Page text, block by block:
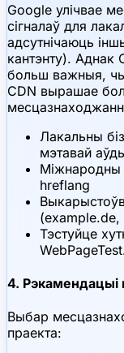
Google улічвае
сігналаў для
адсутнічаюць
кантэнту). Аднак
больш важныя,
CDN вырашае
Лакальны
мэтавай
Міжнародны
hreflang
Тэстуйце
4. Рэкамендацыі
Выбар
праекта: